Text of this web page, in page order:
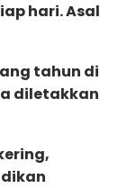
hari. Asal
tahun di
diletakkan